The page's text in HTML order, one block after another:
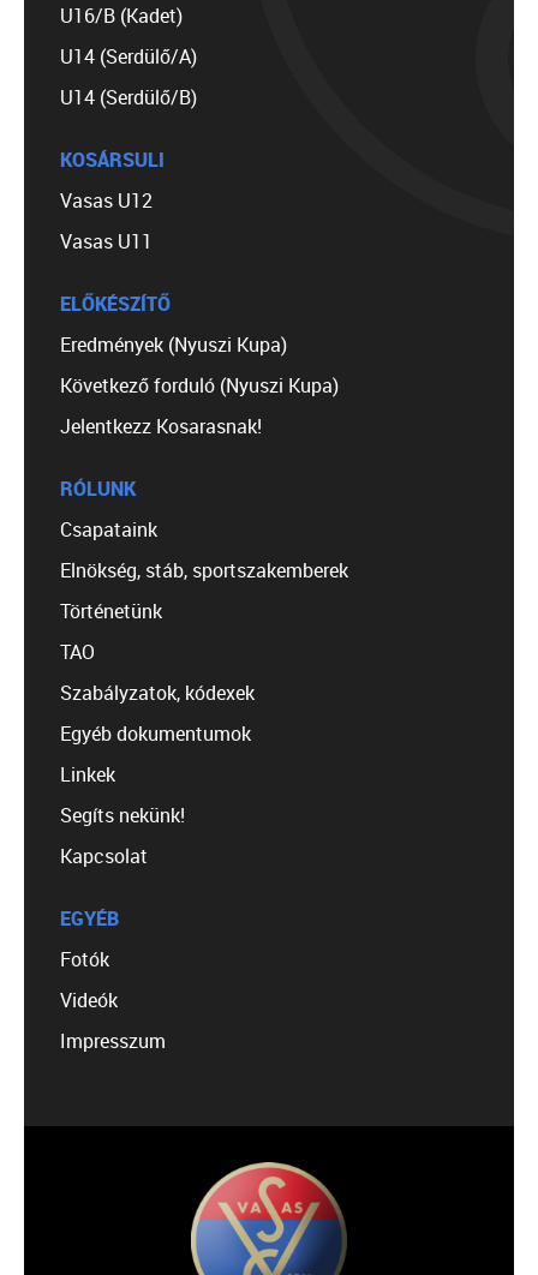
U16/B (Kadet)
U14 (Serdülő/A)
U14 (Serdülő/B)
KOSÁRSULI
Vasas U12
Vasas U11
ELŐKÉSZÍTŐ
Eredmények (Nyuszi Kupa)
Következő forduló (Nyuszi Kupa)
Jelentkezz Kosarasnak!
RÓLUNK
Csapataink
Elnökség, stáb, sportszakemberek
Történetünk
TAO
Szabályzatok, kódexek
Egyéb dokumentumok
Linkek
Segíts nekünk!
Kapcsolat
EGYÉB
Fotók
Videók
Impresszum